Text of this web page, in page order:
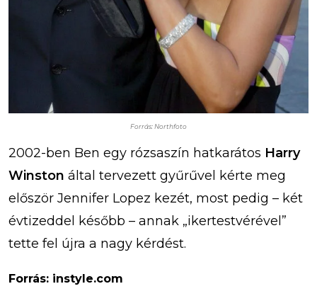
Forrás: Northfoto
2002-ben Ben egy rózsaszín hatkarátos Harry
Winston által tervezett gyűrűvel kérte meg
először Jennifer Lopez kezét, most pedig – két
évtizeddel később – annak „ikertestvérével”
tette fel újra a nagy kérdést.
Forrás: instyle.com